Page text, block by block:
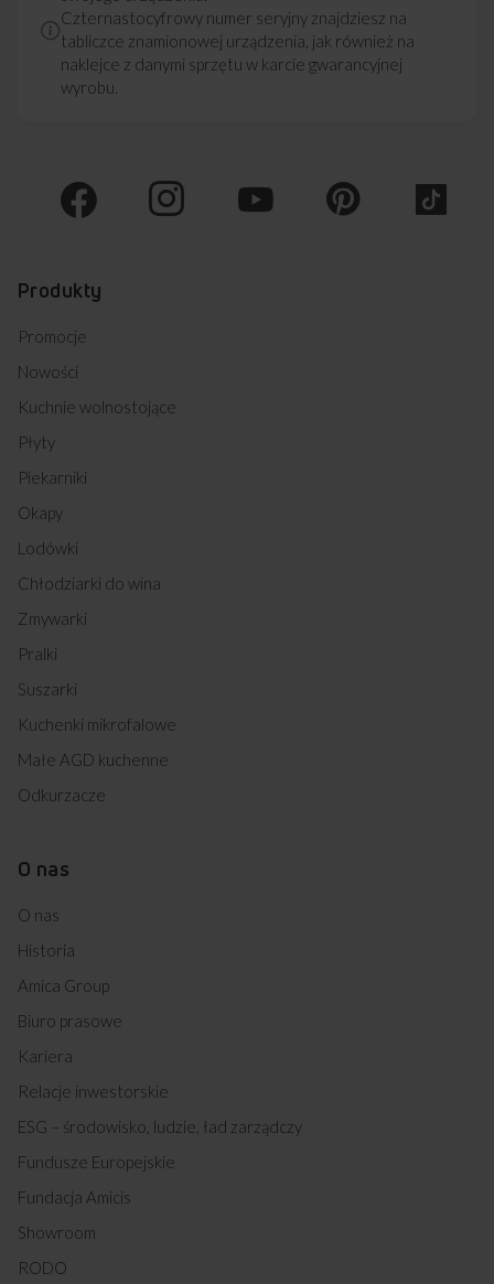
Czternastocyfrowy numer seryjny znajdziesz na
tabliczce znamionowej urządzenia, jak również na
naklejce z danymi sprzętu w karcie gwarancyjnej
wyrobu.
Produkty
Promocje
Nowości
Kuchnie wolnostojące
Płyty
Piekarniki
Okapy
Lodówki
Chłodziarki do wina
Zmywarki
Pralki
Suszarki
Kuchenki mikrofalowe
Małe AGD kuchenne
Odkurzacze
O nas
O nas
Historia
Amica Group
Biuro prasowe
Kariera
Relacje inwestorskie
ESG – środowisko, ludzie, ład zarządczy
Fundusze Europejskie
Fundacja Amicis
Showroom
RODO